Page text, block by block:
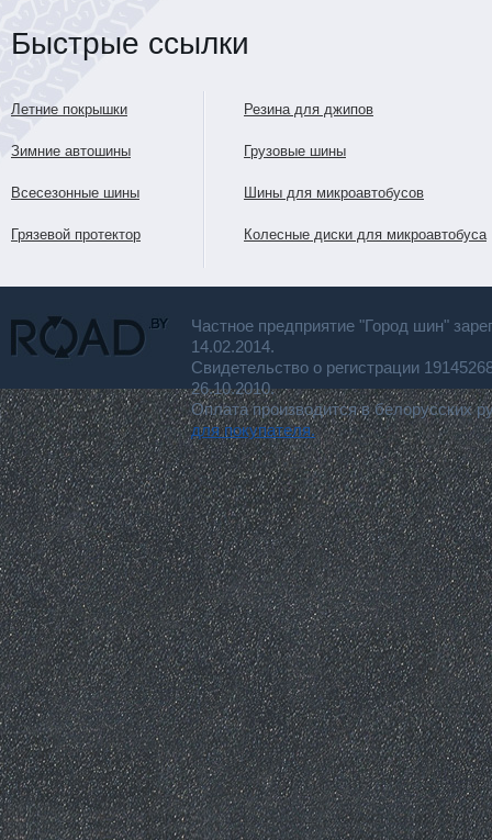
Быстрые ссылки
Летние покрышки
Зимние автошины
Всесезонные шины
Грязевой протектор
Резина для джипов
Грузовые шины
Шины для микроавтобусов
Колесные диски для микроавтобуса
Частное предприятие "Город шин"
14.02.2014.
Свидетельство о регистрации
26.10.2010.
Оплата производится в белорусских
для покупателя.